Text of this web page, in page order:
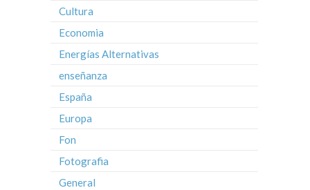
Cultura
Economia
Energías Alternativas
enseñanza
España
Europa
Fon
Fotografia
General